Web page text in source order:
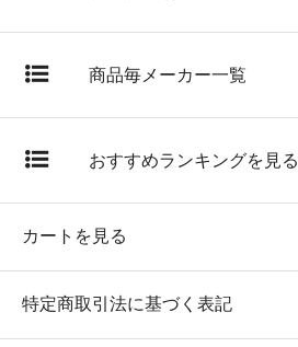
商品毎メーカー一覧
おすすめランキングを見る
カートを見る
特定商取引法に基づく表記